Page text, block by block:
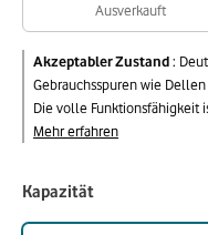
Ausverkauft
Akzeptabler Zustand:
Gebrauchsspuren wie
Die volle Funktionsfähigkeit
Mehr erfahren
Kapazität